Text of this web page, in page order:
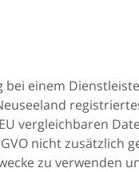
einem
vergleichbaren
nicht zusätzlich
zu verwenden